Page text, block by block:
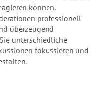
können.
professionell
überzeugend
unterschiedliche
fokussieren und